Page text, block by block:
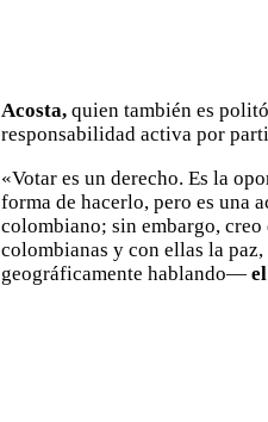
Acosta, quien también es
responsabilidad activa por
«Votar es un derecho. Es la
forma de hacerlo, pero es una
colombiano; sin embargo,
colombianas y con ellas la
geográficamente hablando—